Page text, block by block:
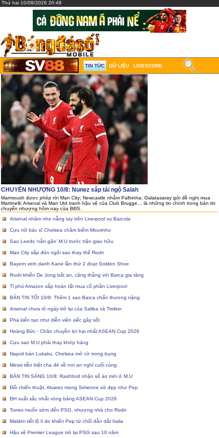
Thứ hai 10/08/2026 20:48
TIN TỨC DỮ LIỆU LIVESCORE
CHUYỂN NHƯỢNG 10/8: Nunez sắp tái ngộ Salah
Marmoush được phép rời Man City; Newcastle nhắm Palhinha; Galatasaray gửi đề nghị mua
Martinelli; Arsenal và Man Utd tranh hậu vệ của Club Brugge… là những tin chính trong bản tin
chuyển nhượng hôm nay của BĐS.
Arsenal nhăm nhe nẫng tay trên Liverpool vụ Barcola
Cựu nữ bác sĩ Chelsea châm biếm Mourinho
Sao Leeds ‘nắn gân’ M.U trước trận giao hữu
Man City sắp đón ngôi sao thay thế Rodri
Bayern vinh danh Kane lần thứ 2 đoạt Golden Shoe
Rodri khiến De Jong bất an, căng thẳng với Barca gia tăng
Tỉ phú Amazon sắp hoàn tất mua cổ phần Liverpool
BẢN TIN TỐI 10/8: Thêm 1 sao Barca chấn thương nặng
Arsenal chưa rõ ngày trở lại của Saliba và Timber
Pha kiến tạo như diễn viên xiếc gây sốt
Hoàng Đức - Chân chuyền lợi hại nhất ASEAN Cup 2026
Cựu sao M.U phải thay khớp háng
Napoli bán Lukaku, Chelsea mở cờ trong bụng
Messi tiễn biệt cha đẻ về nơi an nghỉ cuối cùng
BẢN TIN SÁNG 10/8: Rashford nhận số áo mới ở M.U
Đổi chiến thuật, Alvarez mong Simeone xử đẹp như Pep
ĐH xuất sắc nhất vòng bảng ASEAN Cup 2026
Torres muốn sớm đến PSG, nhượng nhà cho Rodri
Maldini tiết lộ lí do khiến Pep từ chối dẫn dắt Italia
Hậu vệ Premier League trở lại PSG sau 10 năm